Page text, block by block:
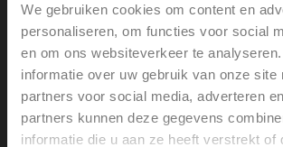
We gebruiken cookies om content en
personaliseren, om functies voor social
en om ons websiteverkeer te
informatie over uw gebruik van onze site
partners voor social media, adverteren
partners kunnen deze gegevens
informatie die u aan ze heeft verstrekt of
A-22P-A22
Dompelbuis Messing, 150 mm, R 1/2",
Brutoprijs